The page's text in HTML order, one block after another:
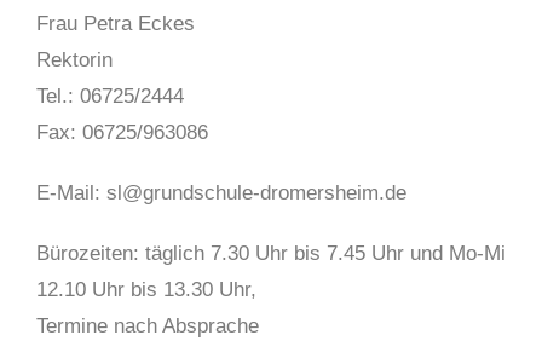
Frau Petra Eckes
Rektorin
Tel.: 06725/2444
Fax: 06725/963086
E-Mail: sl@grundschule-dromersheim.de
Bürozeiten: täglich 7.30 Uhr bis 7.45 Uhr und Mo-Mi
12.10 Uhr bis 13.30 Uhr,
Termine nach Absprache